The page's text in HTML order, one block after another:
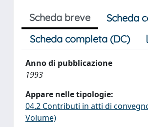
Scheda breve
Scheda
Scheda completa (DC)
Anno di pubblicazione
1993
Appare nelle tipologie:
04.2 Contributi in atti di
Volume)